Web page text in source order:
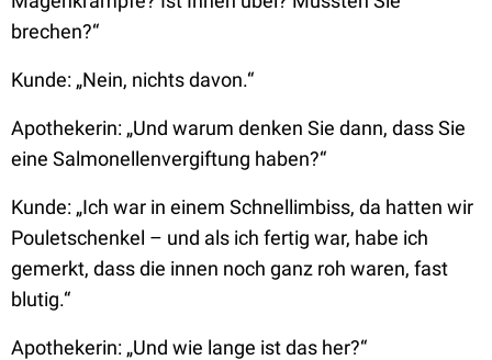
brechen?“
Kunde: „Nein, nichts davon.“
Apothekerin: „Und warum denken Sie dann, dass Sie
eine Salmonellenvergiftung haben?“
Kunde: „Ich war in einem Schnellimbiss, da hatten wir
Pouletschenkel – und als ich fertig war, habe ich
gemerkt, dass die innen noch ganz roh waren, fast
blutig.“
Apothekerin: „Und wie lange ist das her?“